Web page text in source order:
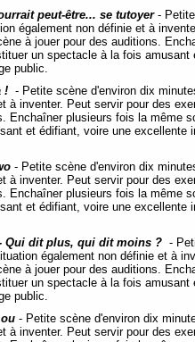
peut-être... se tutoyer- Petite
également non définie et à
à jouer pour des auditions.
un spectacle à la fois
public.
! - Petite scène d'environ dix
à inventer. Peut servir pour des
Enchaîner plusieurs fois la même
et édifiant, voire une excellente
- Petite scène d'environ dix
à inventer. Peut servir pour des
Enchaîner plusieurs fois la même
et édifiant, voire une excellente
Qui dit plus, qui dit moins ? -
également non définie et à
à jouer pour des auditions.
un spectacle à la fois
public.
- Petite scène d'environ dix
à inventer. Peut servir pour des